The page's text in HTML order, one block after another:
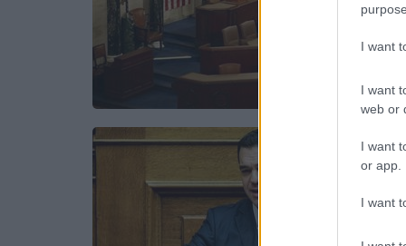
I want
I want
web or
I want
or app.
I want